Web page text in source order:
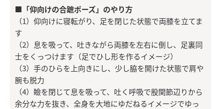
■「仰向けの合蹠ポーズ」のやり方
（1）仰向けに寝転がり、足を閉じた状態で両膝を立てま
す
（2）息を吸って、吐きながら両膝を左右に倒し、足裏同
士をくっつけます（足でひし形を作るイメージ）
（3）手のひらを上向きにし、少し脇を開けた状態で肩や
腕も脱力
（4）瞼を閉じて息を吸って、吐く呼吸で股関節辺りから
余分な力を抜き、全身を大地にゆだねるイメージでゆっ